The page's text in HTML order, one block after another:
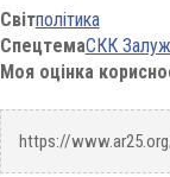
Світполітика
СпецтемаСКК
Моя оцінка
https://